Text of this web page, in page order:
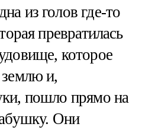
из голов где-то
превратилась
которое
землю и,
пошло прямо на
Они